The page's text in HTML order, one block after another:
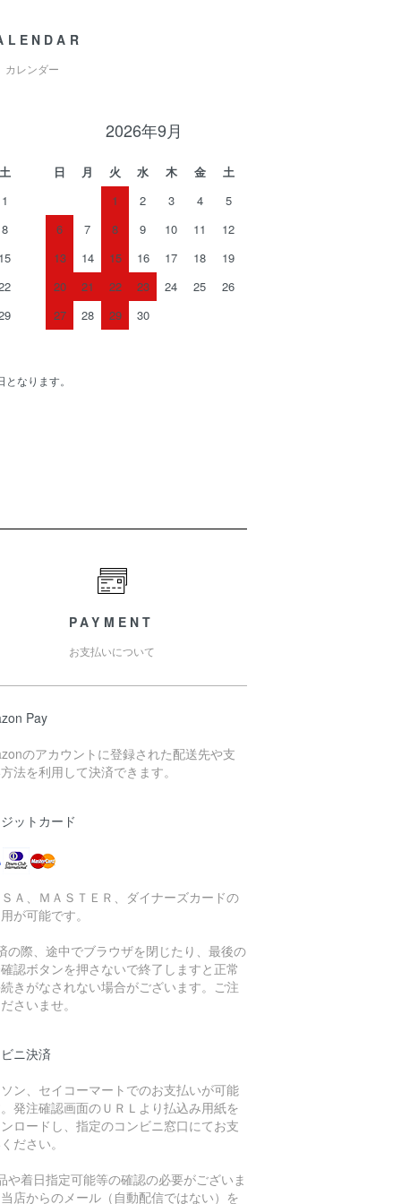
カレンダー
1
8
2026年9月
日 月 火 水 木 金
土
1
2 3 4
5
6
7 8 9 10 11
12
13
14 15 16 17 18
19
20
21 22 23 24 25
26
27
28 29 30
なります。
PAYMENT
お支払いについて
Pay
のアカウントに登録された配送先や支
法を利用して決済できます。
ットカード
Ａ、ＭＡＳＴＥＲ、ダイナーズカードの
が可能です。
の際、途中でブラウザを閉じたり、最後の
認ボタンを押さないで終了しますと正常
きがなされない場合がございます。ご注
さいませ。
ニ決済
ン、セイコーマートでのお支払いが可能
発注確認画面のＵＲＬより払込み用紙を
ロードし、指定のコンビニ窓口にてお支
ださい。
や着日指定可能等の確認の必要がございま
店からのメール（自動配信ではない）を